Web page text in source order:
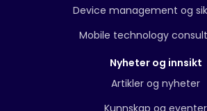
Device management og
Mobile technology
Nyheter og innsikt
Artikler og nyheter